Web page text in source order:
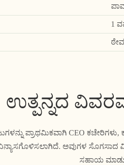
1
ಉತ್ಪನ್ನದ
ಪ್ರಾಥಮಿಕವಾಗಿ CEO
ಅವುಗಳ ಸೊಗಸಾದ
ಸಹಾಯ